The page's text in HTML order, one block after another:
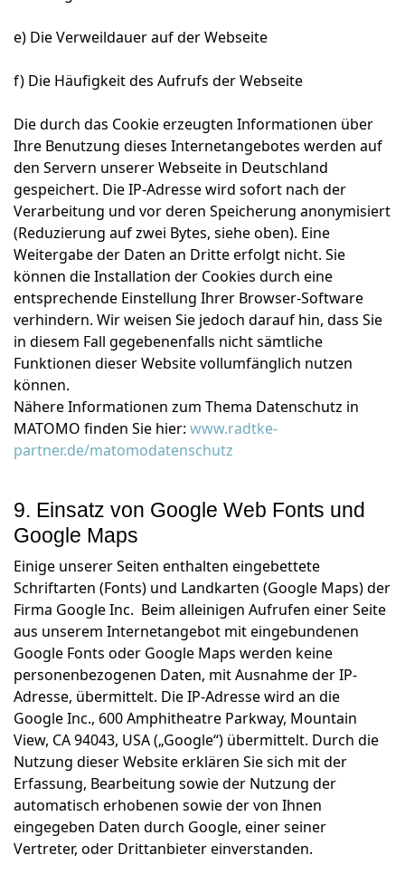
e) Die Verweildauer auf der Webseite
f) Die Häufigkeit des Aufrufs der Webseite
Die durch das Cookie erzeugten Informationen über
Ihre Benutzung dieses Internetangebotes werden auf
den Servern unserer Webseite in Deutschland
gespeichert. Die IP-Adresse wird sofort nach der
Verarbeitung und vor deren Speicherung anonymisiert
(Reduzierung auf zwei Bytes, siehe oben). Eine
Weitergabe der Daten an Dritte erfolgt nicht. Sie
können die Installation der Cookies durch eine
entsprechende Einstellung Ihrer Browser-Software
verhindern. Wir weisen Sie jedoch darauf hin, dass Sie
in diesem Fall gegebenenfalls nicht sämtliche
Funktionen dieser Website vollumfänglich nutzen
können.
Nähere Informationen zum Thema Datenschutz in
MATOMO finden Sie hier: www.radtke-
partner.de/matomodatenschutz
9. Einsatz von Google Web Fonts und
Google Maps
Einige unserer Seiten enthalten eingebettete
Schriftarten (Fonts) und Landkarten (Google Maps) der
Firma Google Inc. Beim alleinigen Aufrufen einer Seite
aus unserem Internetangebot mit eingebundenen
Google Fonts oder Google Maps werden keine
personenbezogenen Daten, mit Ausnahme der IP-
Adresse, übermittelt. Die IP-Adresse wird an die
Google Inc., 600 Amphitheatre Parkway, Mountain
View, CA 94043, USA („Google“) übermittelt. Durch die
Nutzung dieser Website erklären Sie sich mit der
Erfassung, Bearbeitung sowie der Nutzung der
automatisch erhobenen sowie der von Ihnen
eingegeben Daten durch Google, einer seiner
Vertreter, oder Drittanbieter einverstanden.